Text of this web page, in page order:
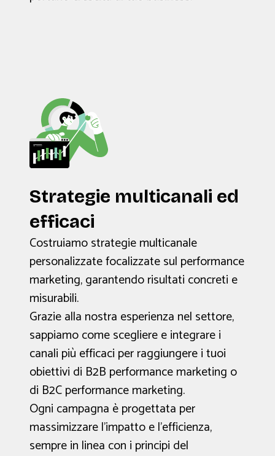
Strategie multicanali ed
efficaci
Costruiamo strategie multicanale
personalizzate focalizzate sul performance
marketing, garantendo risultati concreti e
misurabili.
Grazie alla nostra esperienza nel settore,
sappiamo come scegliere e integrare i
canali più efficaci per raggiungere i tuoi
obiettivi di B2B performance marketing o
di B2C performance marketing.
Ogni campagna è progettata per
massimizzare l'impatto e l'efficienza,
sempre in linea con i principi del